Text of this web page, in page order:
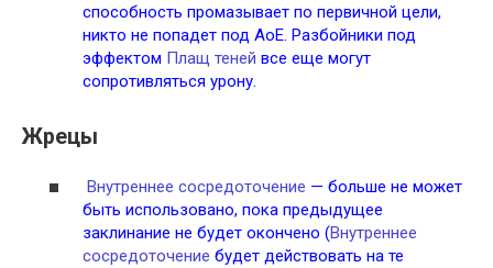
способность промазывает по первичной цели,
никто не попадет под АоЕ. Разбойники под
эффектом Плащ теней все еще могут
сопротивляться урону.
Жрецы
Внутреннее сосредоточение — больше не может
быть использовано, пока предыдущее
заклинание не будет окончено (Внутреннее
сосредоточение будет действовать на те